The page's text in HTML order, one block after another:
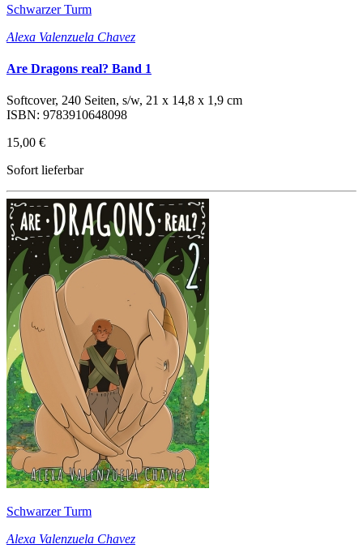
Schwarzer Turm
Alexa Valenzuela Chavez
Are Dragons real? Band 1
Softcover, 240 Seiten, s/w, 21 x 14,8 x 1,9 cm
ISBN: 9783910648098
15,00 €
Sofort lieferbar
Schwarzer Turm
Alexa Valenzuela Chavez